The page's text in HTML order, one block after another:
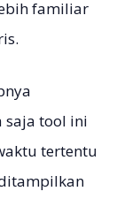
familiar
saja tool ini
tertentu